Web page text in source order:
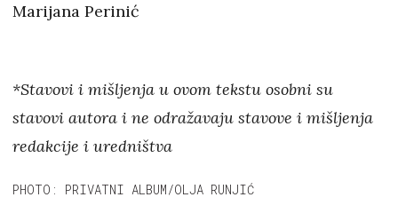
Marijana Perinić
*Stavovi i mišljenja u ovom tekstu osobni su
stavovi autora i ne odražavaju stavove i mišljenja
redakcije i uredništva
PHOTO: PRIVATNI ALBUM/OLJA RUNJIĆ